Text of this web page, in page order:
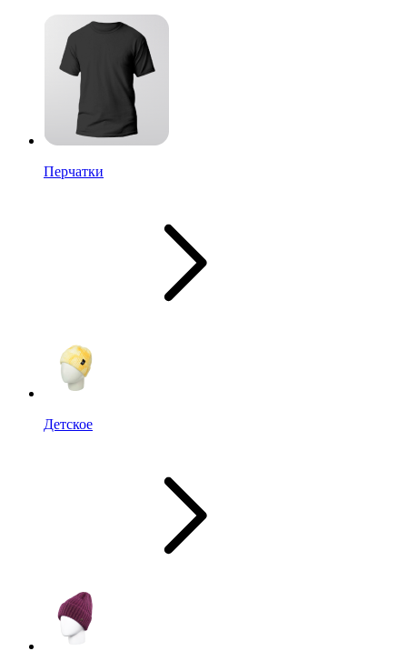
Перчатки
Детское